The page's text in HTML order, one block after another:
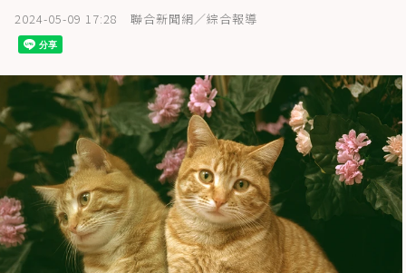
2024-05-09 17:28 聯合新聞網／綜合報導